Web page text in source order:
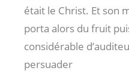
était le Christ. Et son
porta alors du fruit
considérable
persuader